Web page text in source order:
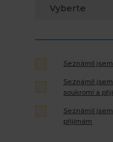
Vyberte
Seznámil
Seznámil
soukromí a
Seznámil
přijímám